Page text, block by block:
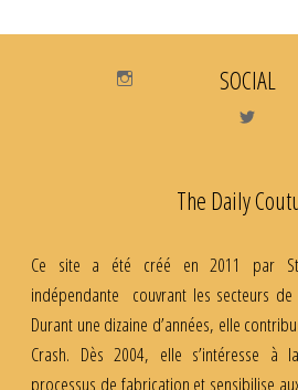
SOCIAL
The Daily
Ce site a été créé en 2011 par
indépendante couvrant les secteurs
Durant une dizaine d’années, elle
Crash. Dès 2004, elle s’intéresse à
processus de fabrication et sensibilise